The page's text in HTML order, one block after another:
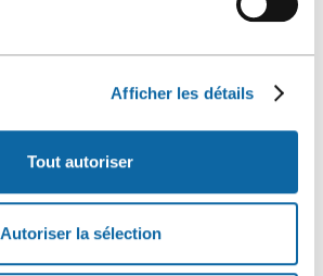
Afficher les détails
Tout autoriser
Autoriser la sélection